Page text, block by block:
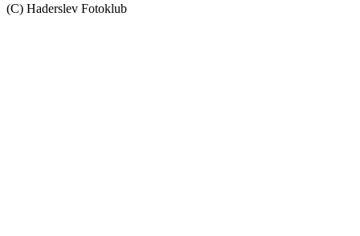
(C) Haderslev Fotoklub